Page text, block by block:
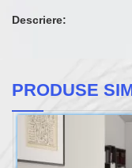
Descriere:
PRODUSE